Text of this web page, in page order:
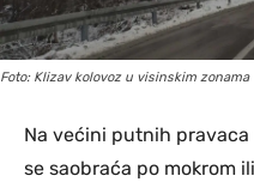
Foto: Klizav kolovoz u visinskim zonama
Na većini putnih
se saobraća po mokrom